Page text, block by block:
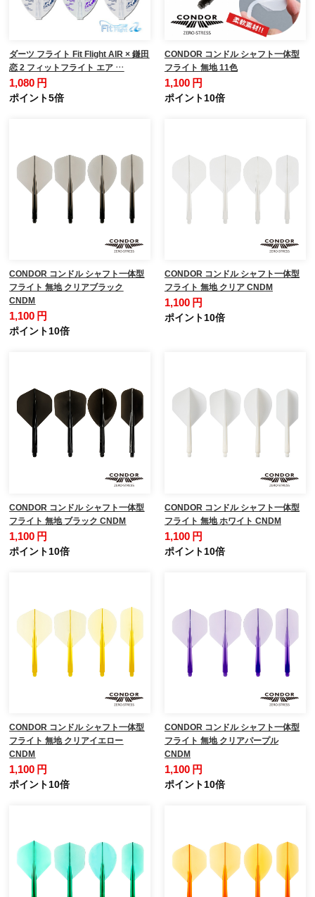
ダーツ フライト Fit Flight AIR × 鎌田
恋 2 フィットフライト エア …
1,080 円
ポイント5倍
CONDOR コンドル シャフト一体型
フライト 無地 11色
1,100 円
ポイント10倍
CONDOR コンドル シャフト一体型
フライト 無地 クリアブラック
CNDM
1,100 円
ポイント10倍
CONDOR コンドル シャフト一体型
フライト 無地 クリア CNDM
1,100 円
ポイント10倍
CONDOR コンドル シャフト一体型
フライト 無地 ブラック CNDM
1,100 円
ポイント10倍
CONDOR コンドル シャフト一体型
フライト 無地 ホワイト CNDM
1,100 円
ポイント10倍
CONDOR コンドル シャフト一体型
フライト 無地 クリアイエロー
CNDM
1,100 円
ポイント10倍
CONDOR コンドル シャフト一体型
フライト 無地 クリアパープル
CNDM
1,100 円
ポイント10倍